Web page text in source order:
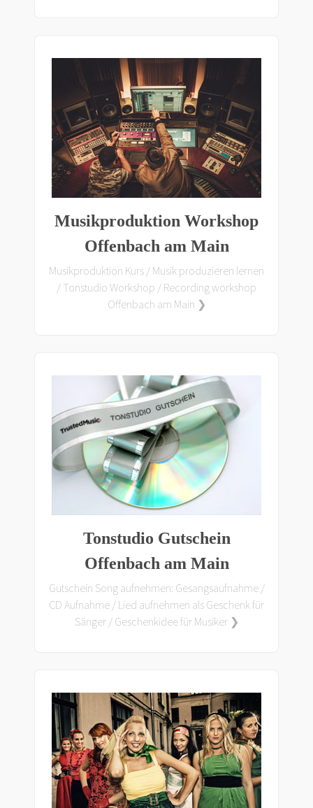
Musikproduktion Workshop
Offenbach am Main
Musikproduktion Kurs / Musik produzieren lernen
/ Tonstudio Workshop / Recording workshop
Offenbach am Main ❯
Tonstudio Gutschein
Offenbach am Main
Gutschein Song aufnehmen: Gesangsaufnahme /
CD Aufnahme / Lied aufnehmen als Geschenk für
Sänger / Geschenkidee für Musiker ❯